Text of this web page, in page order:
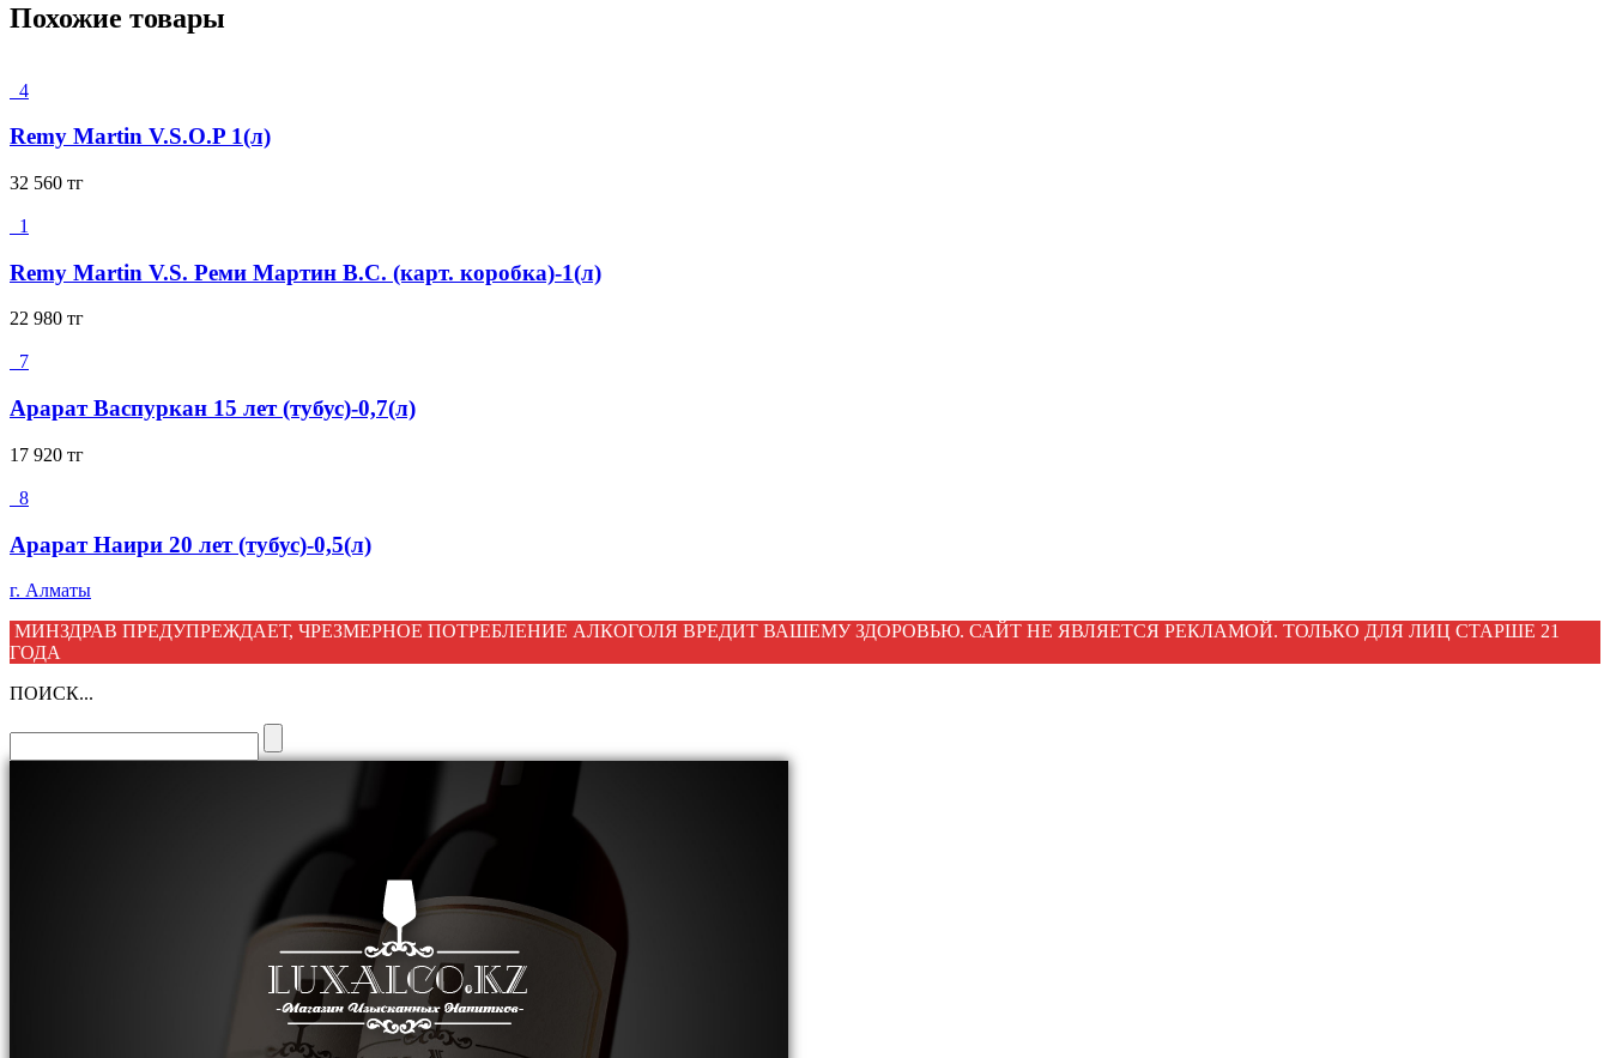
Похожие товары
4
Remy Martin V.S.O.P 1(л)
32 560 тг
1
Remy Martin V.S. Реми Мартин В.С. (карт. коробка)-1(л)
22 980 тг
7
Арарат Васпуркан 15 лет (тубус)-0,7(л)
17 920 тг
8
Арарат Наири 20 лет (тубус)-0,5(л)
г. Алматы
МИНЗДРАВ ПРЕДУПРЕЖДАЕТ, ЧРЕЗМЕРНОЕ ПОТРЕБЛЕНИЕ АЛКОГОЛЯ ВРЕДИТ ВАШЕМУ ЗДОРОВЬЮ. САЙТ НЕ ЯВЛЯЕТСЯ РЕКЛАМОЙ. ТОЛЬКО ДЛЯ ЛИЦ СТАРШЕ 21
ГОДА
ПОИСК...